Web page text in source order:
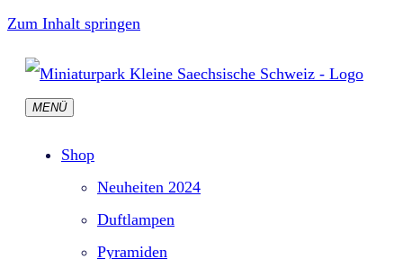
Zum Inhalt springen
MENÜ
Shop
Neuheiten 2024
Duftlampen
Pyramiden